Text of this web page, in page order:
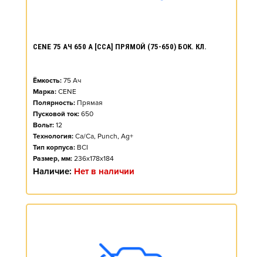
CENE 75 АЧ 650 А [CCA] ПРЯМОЙ (75-650) БОК. КЛ.
Ёмкость: 75 Ач
Марка: CENE
Полярность: Прямая
Пусковой ток: 650
Вольт: 12
Технология: Ca/Ca, Punch, Ag+
Тип корпуса: BCI
Размер, мм: 236x178x184
Наличие: Нет в наличии